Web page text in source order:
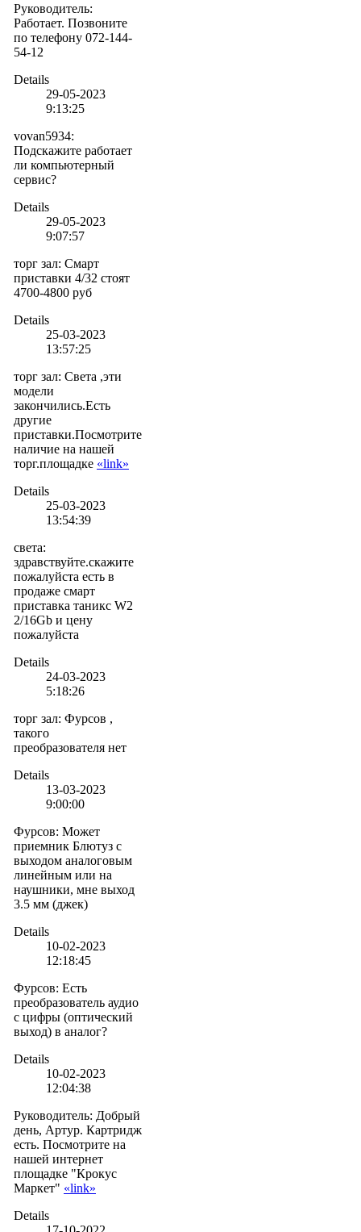
Руководитель:
Работает. Позвоните
по телефону 072-144-
54-12
Details
29-05-2023
9:13:25
vovan5934:
Подскажите работает
ли компьютерный
сервис?
Details
29-05-2023
9:07:57
торг зал: Смарт
приставки 4/32 стоят
4700-4800 руб
Details
25-03-2023
13:57:25
торг зал: Света ,эти
модели
закончились.Есть
другие
приставки.Посмотрите
наличие на нашей
торг.площадке «link»
Details
25-03-2023
13:54:39
света:
здравствуйте.скажите
пожалуйста есть в
продаже смарт
приставка таникс W2
2/16Gb и цену
пожалуйста
Details
24-03-2023
5:18:26
торг зал: Фурсов ,
такого
преобразователя нет
Details
13-03-2023
9:00:00
Фурсов: Может
приемник Блютуз с
выходом аналоговым
линейным или на
наушники, мне выход
3.5 мм (джек)
Details
10-02-2023
12:18:45
Фурсов: Есть
преобразователь аудио
с цифры (оптический
выход) в аналог?
Details
10-02-2023
12:04:38
Руководитель: Добрый
день, Артур. Картридж
есть. Посмотрите на
нашей интернет
площадке "Крокус
Маркет" «link»
Details